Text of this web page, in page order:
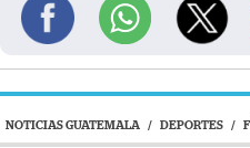
NOTICIAS GUATEMALA / DEPORTES /